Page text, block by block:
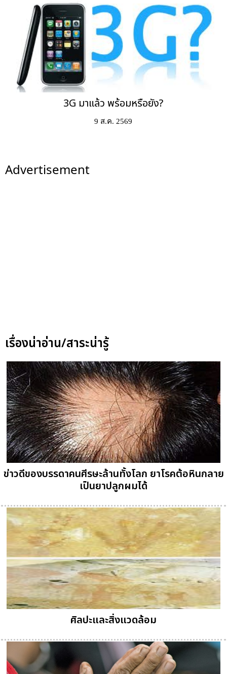
3G มาแล้ว พร้อมหรือยัง?
9 ส.ค. 2569
Advertisement
เรื่องน่าอ่าน/สาระน่ารู้
ข่าวดีของบรรดาคนศีรษะล้านทั้งโลก ยาโรคต้อหินกลาย
เป็นยาปลูกผมได้
ศิลปะและสิ่งแวดล้อม